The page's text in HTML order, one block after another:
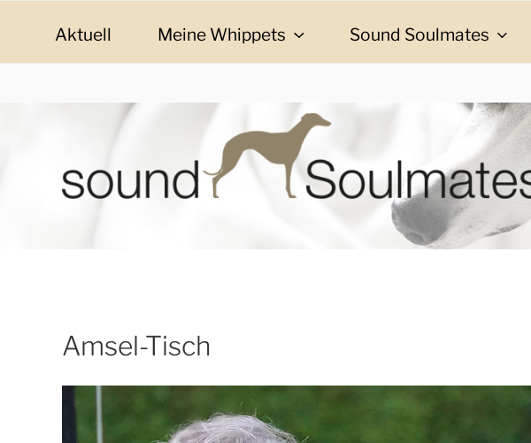
SOUND SOULMATES
sound Soulmates – Whippets fürs Leben! Bilder, Geschichten und
Aktuell Meine Whippets Sound Soulmates
Amsel-Tisch